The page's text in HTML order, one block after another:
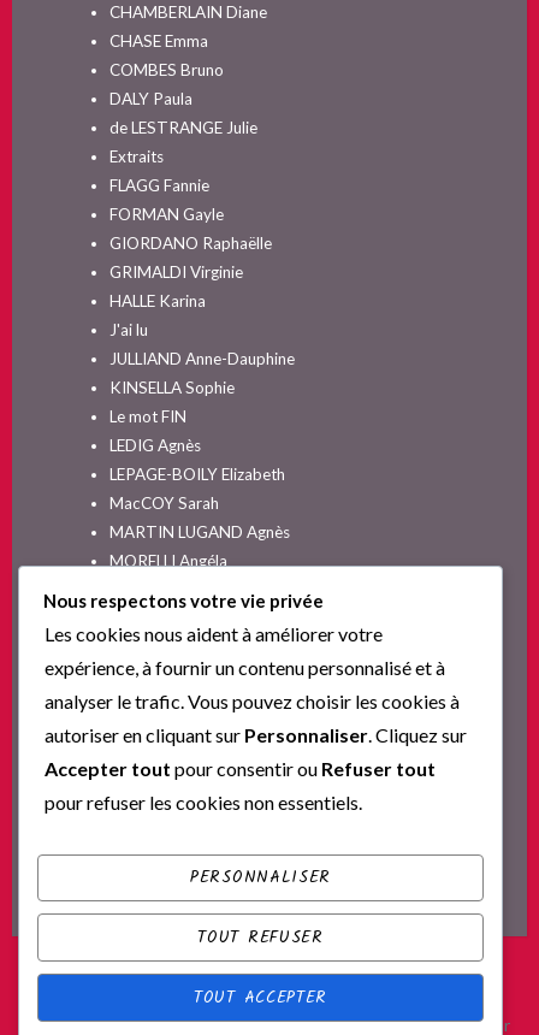
CHAMBERLAIN Diane
CHASE Emma
COMBES Bruno
DALY Paula
de LESTRANGE Julie
Extraits
FLAGG Fannie
FORMAN Gayle
GIORDANO Raphaëlle
GRIMALDI Virginie
HALLE Karina
J'ai lu
JULLIAND Anne-Dauphine
KINSELLA Sophie
Le mot FIN
LEDIG Agnès
LEPAGE-BOILY Elizabeth
MacCOY Sarah
MARTIN LUGAND Agnès
MORELLI Angéla
Non classé
PINGUILLY Yves
RIVA Alex
SESKIS Tina
SOLNON Jean-François
Fièrement propulsé par WordPress | Thème : Scratchpad par
Nous respectons votre vie privée
Les cookies nous aident à améliorer votre
expérience, à fournir un contenu personnalisé et à
analyser le trafic. Vous pouvez choisir les cookies à
autoriser en cliquant sur Personnaliser . Cliquez sur
Accepter tout pour consentir ou Refuser tout
pour refuser les cookies non essentiels.
PERSONNALISER
TOUT REFUSER
TOUT ACCEPTER